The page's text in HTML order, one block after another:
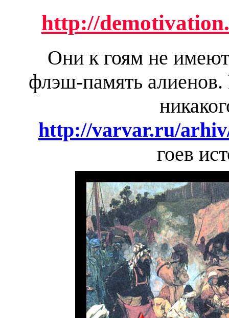
http://
Они к гоям не
флэш-память
http://varvar.ru/
гоев